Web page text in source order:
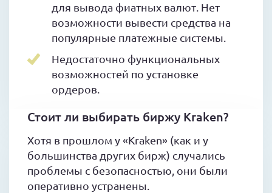
для вывода фиатных валют. Нет
возможности вывести средства на
популярные платежные системы.
Недостаточно функциональных
возможностей по установке
ордеров.
Стоит ли выбирать биржу Kraken?
Хотя в прошлом у «Kraken» (как и у
большинства других бирж) случались
проблемы с безопасностью, они были
оперативно устранены.